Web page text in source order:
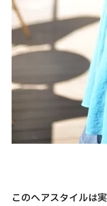
このヘアスタイルは